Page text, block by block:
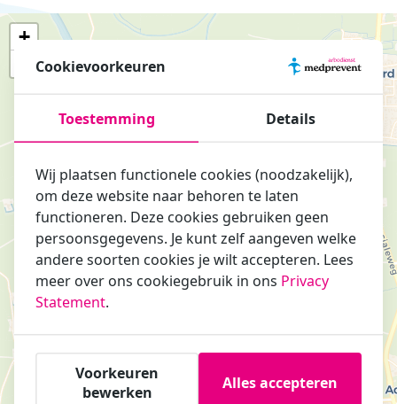
+
Cookievoorkeuren
Toestemming Details
Wij plaatsen functionele cookies (noodzakelijk),
om deze website naar behoren te laten
functioneren. Deze cookies gebruiken geen
persoonsgegevens. Je kunt zelf aangeven welke
andere soorten cookies je wilt accepteren. Lees
meer over ons cookiegebruik in ons Privacy
Statement.
Voorkeuren
bewerken
Alles accepteren